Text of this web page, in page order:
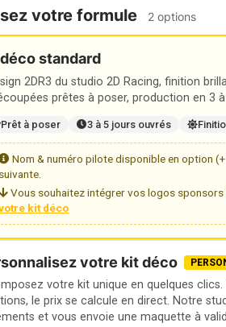
votre formule 2 options
standard
2DR3 du studio 2D Racing, finition
prêtes à poser, production en 3
Prêt à poser 3 à 5 jours ouvrés
Nom & numéro pilote disponible en option
suivante.
Vous souhaitez intégrer vos logos sponsors
kit déco
votre kit déco
votre kit unique en quelques
le prix se calcule en direct. Notre
et vous envoie une maquette à